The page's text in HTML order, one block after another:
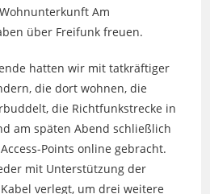
Am
über Freifunk freuen.
hatten wir mit tatkräftiger
die dort wohnen, die
die Richtfunkstrecke in
am späten Abend schließlich
Points online gebracht.
mit Unterstützung der
verlegt, um drei weitere